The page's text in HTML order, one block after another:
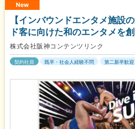
New
【インバウンドエンタメ施設
ド客に向けた和のエンタメを創
株式会社阪神コンテンツリンク
契約社員 既卒・社会人経験不問 第二新卒歓迎